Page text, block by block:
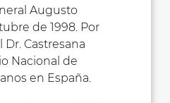
Augusto
de 1998. Por
Dr. Castresana
Nacional de
en España.